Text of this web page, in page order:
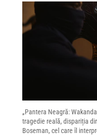
„Pantera Neagră:
tragedie reală, dispariția
Boseman, cel care îl